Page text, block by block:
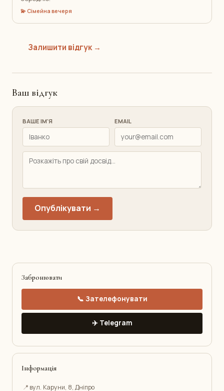
💫 Сімейна вечеря
Залишити відгук →
Ваш відгук
ВАШЕ ІМ'Я EMAIL
Опублікувати →
Забронювати
📞 Зателефонувати
✈️ Telegram
Інформація
📍 вул. Каруни, 8, Дніпро